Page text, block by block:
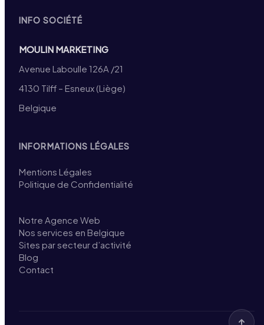
INFO SOCIÉTÉ
MOULIN MARKETING
Avenue Laboulle 126A /21
4130 Tilff – Esneux (Liège)
Belgique
INFORMATIONS LÉGALES
Mentions Légales
Politique de Confidentialité
Notre Agence Web
Nos services en Belgique
Sites par secteur d’activité
Blog
Contact